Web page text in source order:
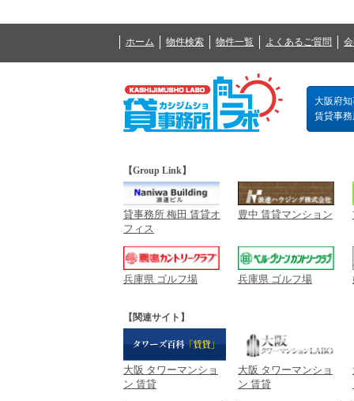
ホーム 物件検索 物件一覧 よくあるご質問
大阪府
賃貸事
【Group Link】
貸事務所 梅田 賃貸オ
フィス
豊中 賃貸マンション
兵庫県 ゴルフ場 兵庫県 ゴルフ場
【関連サイト】
大阪 タワーマンショ
ン 賃貸
大阪 タワーマンショ
ン 賃貸